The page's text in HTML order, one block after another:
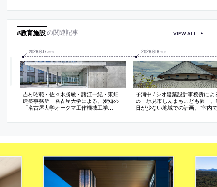
#教育施設の関連記事
2026.6.17 WED
吉村昭範・佐々木勝敏・諸江一紀・東畑
建築事務所・名古屋大学による、愛知の
「名古屋大学オークマ工作機械工学
位置する場所での計画。全体の“広場”であ
けも可能な建築を考案
2026.6.16 TUE
子浦中 / シオ建築設計事務所によ
の「氷見市しんまちこども園」。
日が少ない地域での計画。“室内
据えた“円形の遊戯室”の周りに“
VIEW ALL